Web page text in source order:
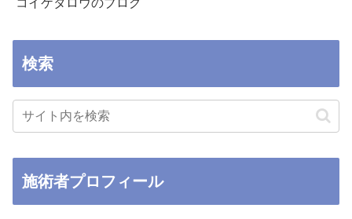
コイケタロウのブログ
検索
施術者プロフィール